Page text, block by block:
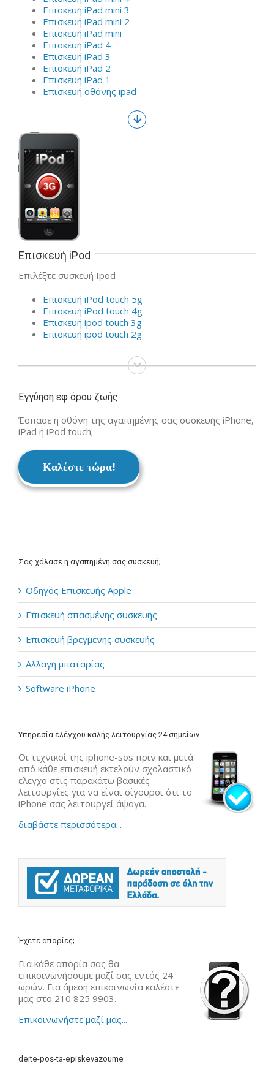
Επισκευή iPad mini 3
Επισκευή iPad mini 2
Επισκευή iPad mini
Επισκευή iPad 4
Επισκευή iPad 3
Επισκευή iPad 2
Επισκευή iPad 1
Επισκευή οθόνης ipad
Επισκευή iPod
Επιλέξτε συσκευή Ipod
Επισκευή iPod touch 5g
Επισκευή iPod touch 4g
Επισκευή ipod touch 3g
Επισκευή ipod touch 2g
Εγγύηση εφ όρου ζωής
Έσπασε η οθόνη της αγαπημένης σας συσκευής iPhone,
iPad ή iPod touch;
Καλέστε τώρα!
Σας χάλασε η αγαπημένη σας συσκευή;
Οδηγός Επισκευής Apple
Επισκευή σπασμένης συσκευής
Επισκευή βρεγμένης συσκευής
Αλλαγή μπαταρίας
Software iPhone
Υπηρεσία ελέγχου καλής λειτουργίας 24 σημείων
Οι τεχνικοί της iphone-sos πριν και μετά
από κάθε επισκευή εκτελούν σχολαστικό
έλεγχο στις παρακάτω βασικές
λειτουργίες για να είναι σίγουροι ότι το
iPhone σας λειτουργεί άψογα.
διαβάστε περισσότερα...
Έχετε απορίες;
Για κάθε απορία σας θα
επικοινωνήσουμε μαζί σας εντός 24
ωρών. Για άμεση επικοινωνία καλέστε
μας στο 210 825 9903.
Επικοινωνήστε μαζί μας...
deite-pos-ta-episkevazoume